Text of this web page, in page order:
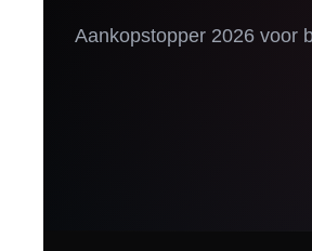
Aankopstopper 2026 voor